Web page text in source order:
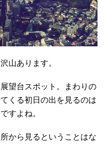
山あります。
望台スポット。まわりの
くる初日の出を見るのは
すよね。
から見るということはな